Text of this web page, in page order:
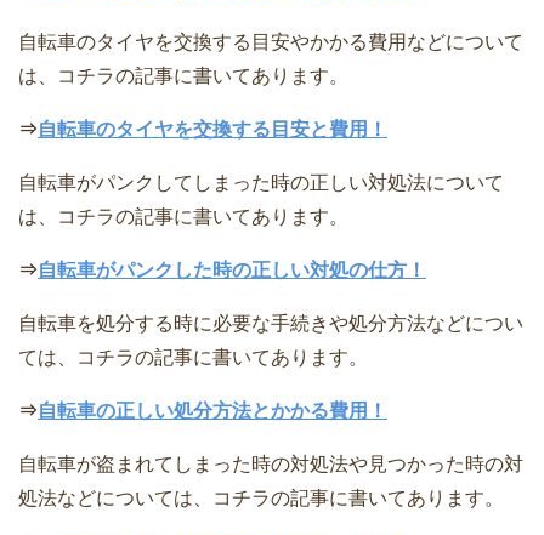
自転車のタイヤを交換する目安やかかる費用などについて
は、コチラの記事に書いてあります。
⇒自転車のタイヤを交換する目安と費用！
自転車がパンクしてしまった時の正しい対処法について
は、コチラの記事に書いてあります。
⇒自転車がパンクした時の正しい対処の仕方！
自転車を処分する時に必要な手続きや処分方法などについ
ては、コチラの記事に書いてあります。
⇒自転車の正しい処分方法とかかる費用！
自転車が盗まれてしまった時の対処法や見つかった時の対
処法などについては、コチラの記事に書いてあります。